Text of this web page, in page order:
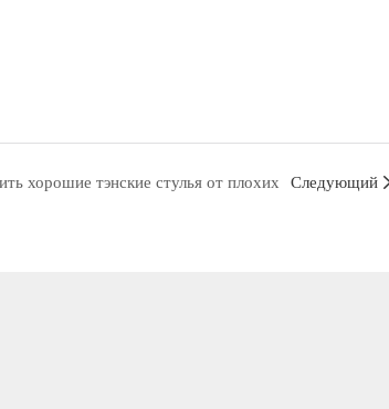
хорошие тэнские стулья от плохих Следующий